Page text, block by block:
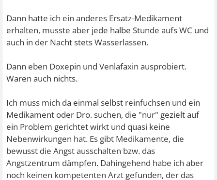
Dann hatte ich ein anderes Ersatz-Medikament
erhalten, musste aber jede halbe Stunde aufs WC und
auch in der Nacht stets Wasserlassen.
Dann eben Doxepin und Venlafaxin ausprobiert.
Waren auch nichts.
Ich muss mich da einmal selbst reinfuchsen und ein
Medikament oder Dro. suchen, die "nur" gezielt auf
ein Problem gerichtet wirkt und quasi keine
Nebenwirkungen hat. Es gibt Medikamente, die
bewusst die Angst ausschalten bzw. das
Angstzentrum dämpfen. Dahingehend habe ich aber
noch keinen kompetenten Arzt gefunden, der das